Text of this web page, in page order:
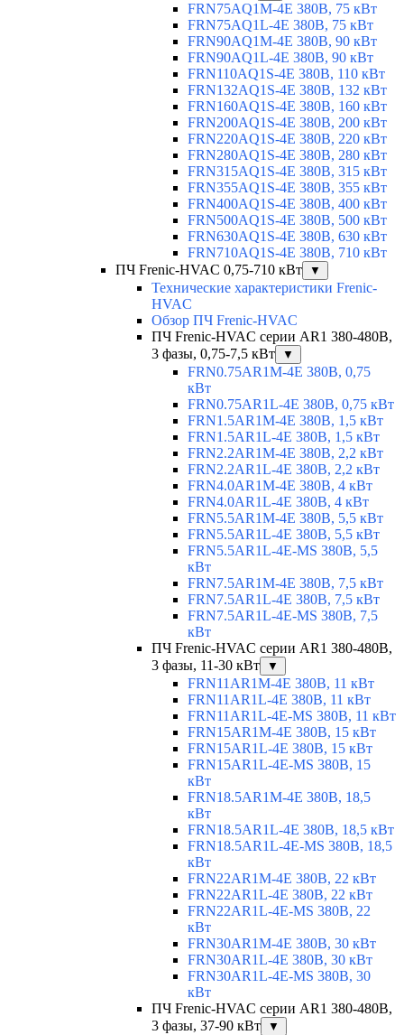
FRN75AQ1M-4E 380В, 75 кВт
FRN75AQ1L-4E 380В, 75 кВт
FRN90AQ1M-4E 380В, 90 кВт
FRN90AQ1L-4E 380В, 90 кВт
FRN110AQ1S-4E 380В, 110 кВт
FRN132AQ1S-4E 380В, 132 кВт
FRN160AQ1S-4E 380В, 160 кВт
FRN200AQ1S-4E 380В, 200 кВт
FRN220AQ1S-4E 380В, 220 кВт
FRN280AQ1S-4E 380В, 280 кВт
FRN315AQ1S-4E 380В, 315 кВт
FRN355AQ1S-4E 380В, 355 кВт
FRN400AQ1S-4E 380В, 400 кВт
FRN500AQ1S-4E 380В, 500 кВт
FRN630AQ1S-4E 380В, 630 кВт
FRN710AQ1S-4E 380В, 710 кВт
ПЧ Frenic-HVAC 0,75-710 кВт
▼
Технические характеристики Frenic-
HVAC
Обзор ПЧ Frenic-HVAC
ПЧ Frenic-HVAC серии AR1 380-480В,
3 фазы, 0,75-7,5 кВт
▼
FRN0.75AR1M-4E 380В, 0,75
кВт
FRN0.75AR1L-4E 380В, 0,75 кВт
FRN1.5AR1M-4E 380В, 1,5 кВт
FRN1.5AR1L-4E 380В, 1,5 кВт
FRN2.2AR1M-4E 380В, 2,2 кВт
FRN2.2AR1L-4E 380В, 2,2 кВт
FRN4.0AR1M-4E 380В, 4 кВт
FRN4.0AR1L-4E 380В, 4 кВт
FRN5.5AR1M-4E 380В, 5,5 кВт
FRN5.5AR1L-4E 380В, 5,5 кВт
FRN5.5AR1L-4E-MS 380В, 5,5
кВт
FRN7.5AR1M-4E 380В, 7,5 кВт
FRN7.5AR1L-4E 380В, 7,5 кВт
FRN7.5AR1L-4E-MS 380В, 7,5
кВт
ПЧ Frenic-HVAC серии AR1 380-480В,
3 фазы, 11-30 кВт
▼
FRN11AR1M-4E 380В, 11 кВт
FRN11AR1L-4E 380В, 11 кВт
FRN11AR1L-4E-MS 380В, 11 кВт
FRN15AR1M-4E 380В, 15 кВт
FRN15AR1L-4E 380В, 15 кВт
FRN15AR1L-4E-MS 380В, 15
кВт
FRN18.5AR1M-4E 380В, 18,5
кВт
FRN18.5AR1L-4E 380В, 18,5 кВт
FRN18.5AR1L-4E-MS 380В, 18,5
кВт
FRN22AR1M-4E 380В, 22 кВт
FRN22AR1L-4E 380В, 22 кВт
FRN22AR1L-4E-MS 380В, 22
кВт
FRN30AR1M-4E 380В, 30 кВт
FRN30AR1L-4E 380В, 30 кВт
FRN30AR1L-4E-MS 380В, 30
кВт
ПЧ Frenic-HVAC серии AR1 380-480В,
3 фазы, 37-90 кВт
▼